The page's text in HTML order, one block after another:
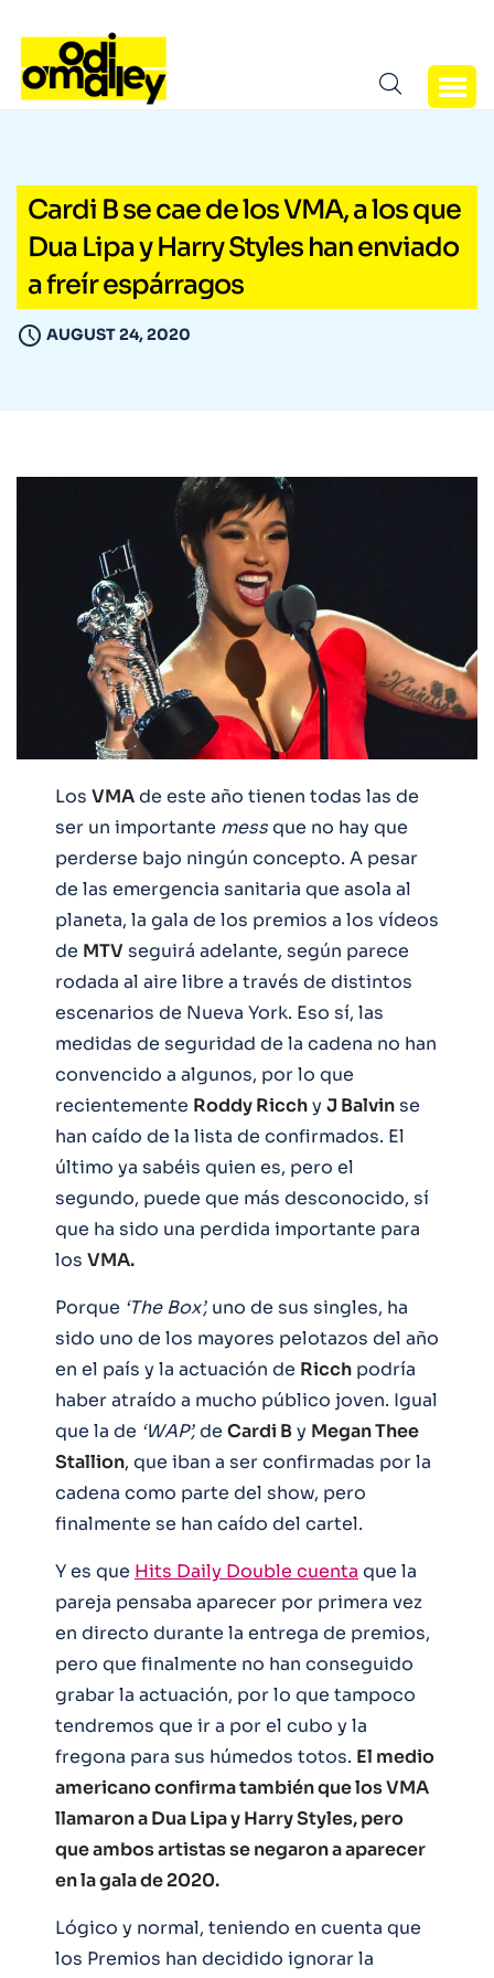
Cardi B se cae de los VMA, a los que
Dua Lipa y Harry Styles han enviado
a freír espárragos
AUGUST 24, 2020
Los VMAde este año tienen todas las de
ser un importante messque no hay que
perderse bajo ningún concepto. A pesar
de las emergencia sanitaria que asola al
planeta, la gala de los premios a los vídeos
de MTVseguirá adelante, según parece
rodada al aire libre a través de distintos
escenarios de Nueva York. Eso sí, las
medidas de seguridad de la cadena no han
convencido a algunos, por lo que
recientemente Roddy Ricchy J Balvinse
han caído de la lista de confirmados. El
último ya sabéis quien es, pero el
segundo, puede que más desconocido, sí
que ha sido una perdida importante para
los VMA.
Porque ‘The Box’, uno de sus singles, ha
sido uno de los mayores pelotazos del año
en el país y la actuación de Ricch podría
haber atraído a mucho público joven. Igual
que la de ‘WAP’,de Cardi By Megan Thee
Stallion, que iban a ser confirmadas por la
cadena como parte del show, pero
finalmente se han caído del cartel.
Y es que Hits Daily Double cuenta que la
pareja pensaba aparecer por primera vez
en directo durante la entrega de premios,
pero que finalmente no han conseguido
grabar la actuación, por lo que tampoco
tendremos que ir a por el cubo y la
fregona para sus húmedos totos. El medio
americano confirma también que los VMA
llamaron a Dua Lipa y Harry Styles, pero
que ambos artistas se negaron a aparecer
en la gala de 2020.
Lógico y normal, teniendo en cuenta que
los Premios han decidido ignorar la